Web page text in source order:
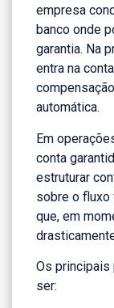
empresa
banco onde
garantia. Na
entra na
automática.
Em
conta
estruturar
sobre o fluxo
que, em
Os principais
ser: